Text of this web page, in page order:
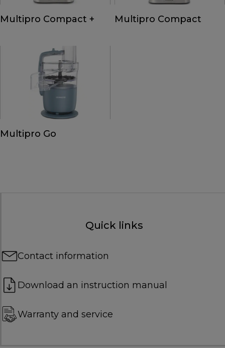
Multipro Compact + Multipro Compact
Multipro Go
Quick links
Contact information
Download an instruction manual
Warranty and service